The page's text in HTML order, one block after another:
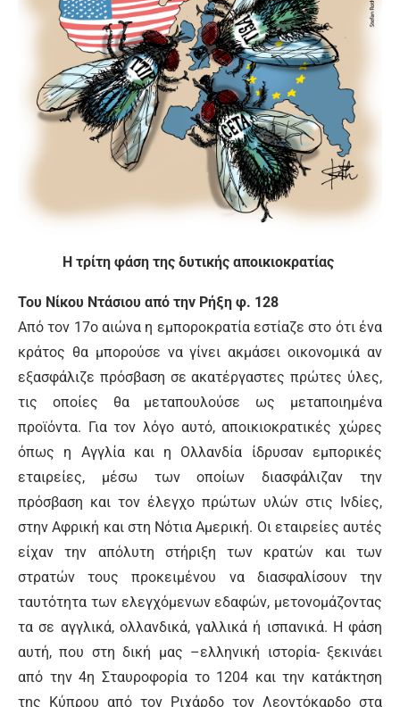
Η τρίτη φάση της δυτικής αποικιοκρατίας
Του Νίκου Ντάσιου από την Ρήξη φ. 128
Από τον 17ο αιώνα η εμποροκρατία εστίαζε στο ότι ένα
κράτος θα μπορούσε να γίνει ακμάσει οικονομικά αν
εξασφάλιζε πρόσβαση σε ακατέργαστες πρώτες ύλες,
τις οποίες θα μεταπουλούσε ως μεταποιημένα
προϊόντα. Για τον λόγο αυτό, αποικιοκρατικές χώρες
όπως η Αγγλία και η Ολλανδία ίδρυσαν εμπορικές
εταιρείες, μέσω των οποίων διασφάλιζαν την
πρόσβαση και τον έλεγχο πρώτων υλών στις Ινδίες,
στην Αφρική και στη Νότια Αμερική. Οι εταιρείες αυτές
είχαν την απόλυτη στήριξη των κρατών και των
στρατών τους προκειμένου να διασφαλίσουν την
ταυτότητα των ελεγχόμενων εδαφών, μετονομάζοντας
τα σε αγγλικά, ολλανδικά, γαλλικά ή ισπανικά. Η φάση
αυτή, που στη δική μας –ελληνική ιστορία- ξεκινάει
από την 4η Σταυροφορία το 1204 και την κατάκτηση
της Κύπρου από τον Ριχάρδο τον Λεοντόκαρδο στα